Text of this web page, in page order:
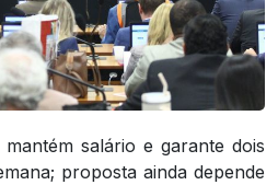
salário e garante dois
proposta ainda depende